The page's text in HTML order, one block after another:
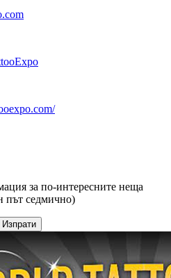
за по-интересните неща
път седмично)